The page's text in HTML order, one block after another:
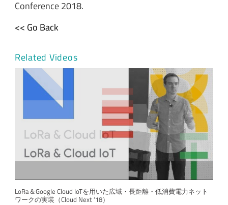
Conference 2018.
<< Go Back
Related Videos
LoRa＆Google Cloud IoTを用いた広域・長距離・低消費電力ネット
ワークの実装（Cloud Next ‘18）